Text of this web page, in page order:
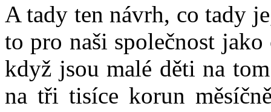
A tady ten návrh, co tady
to pro naši společnost
když jsou malé děti na
na tři tisíce korun